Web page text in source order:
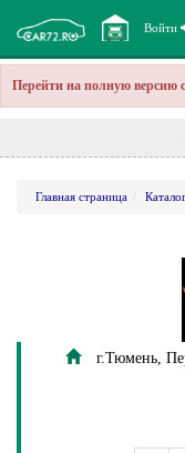
Перейти на полную версию
Войти
Главная страница
г.Тюмень,